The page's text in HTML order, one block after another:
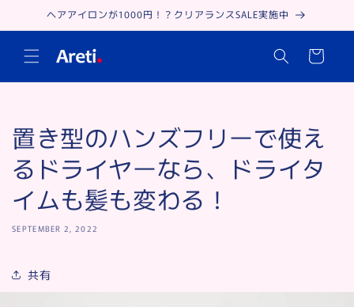
Skip to
content
ヘアアイロンが1000円！？クリアランスSALE実施中
Cart
置き型のハンズフリーで使え
るドライヤーなら、ドライタ
イムも髪も変わる！
SEPTEMBER 2, 2022
共有